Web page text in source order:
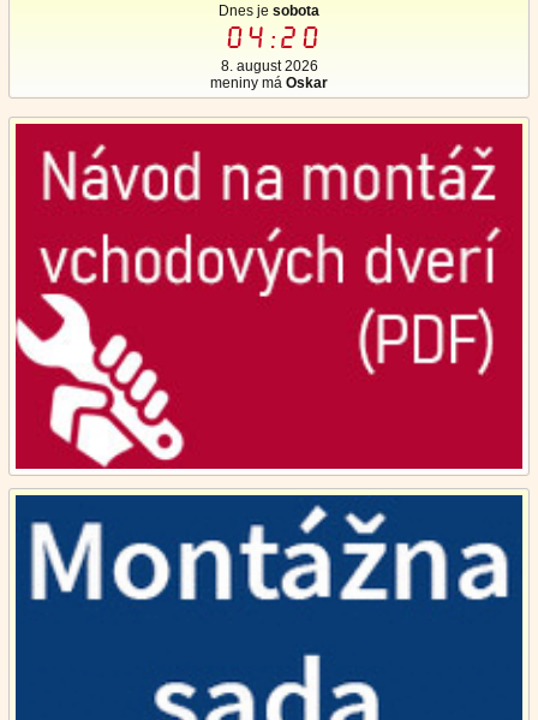
Dnes je sobota
04:20
8. august 2026
meniny má Oskar